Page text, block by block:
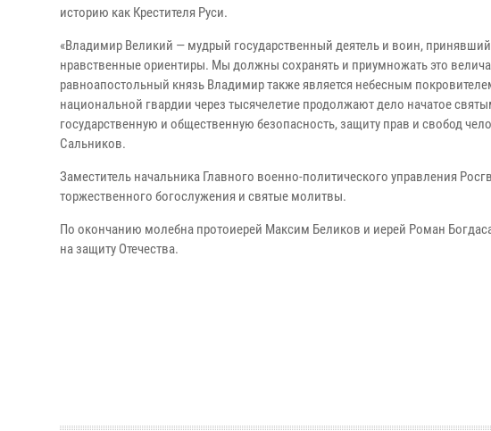
историю как Крестителя Руси.
«Владимир Великий — мудрый государственный деятель и воин,
нравственные ориентиры. Мы должны сохранять и приумножать это
равноапостольный князь Владимир также является небесным
национальной гвардии через тысячелетие продолжают дело начатое
государственную и общественную безопасность, защиту прав и свобод
Сальников.
Заместитель начальника Главного военно-политического управления
торжественного богослужения и святые молитвы.
По окончанию молебна протоиерей Максим Беликов и иерей Роман
на защиту Отечества.